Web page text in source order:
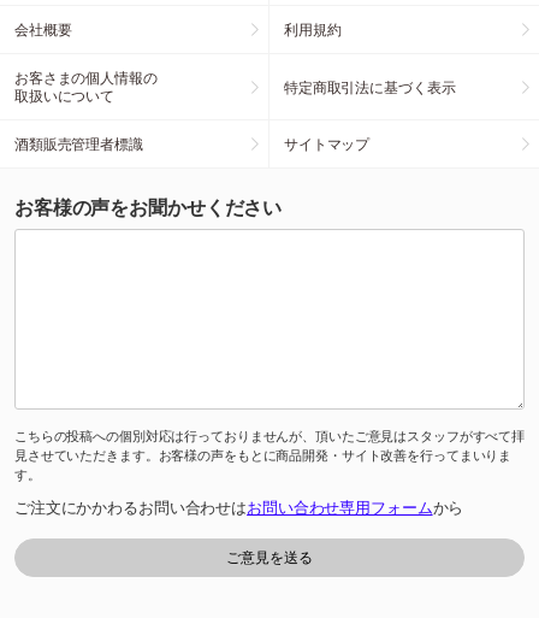
会社概要 利用規約
お客さまの個人情報の
取扱いについて
特定商取引法に基づく表示
酒類販売管理者標識 サイトマップ
お客様の声をお聞かせください
こちらの投稿への個別対応は行っておりませんが、頂いたご意見はスタッフがすべて拝
見させていただきます。お客様の声をもとに商品開発・サイト改善を行ってまいりま
す。
ご注文にかかわるお問い合わせはお問い合わせ専用フォームから